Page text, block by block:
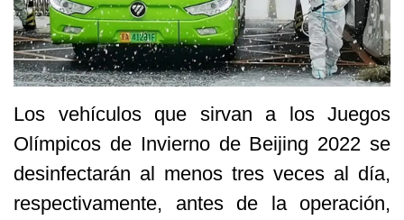
Los vehículos que sirvan a los Juegos
Olímpicos de Invierno de Beijing 2022 se
desinfectarán al menos tres veces al día,
respectivamente, antes de la operación,